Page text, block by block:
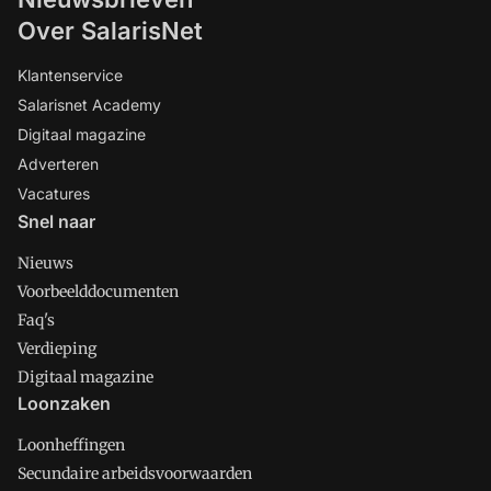
Over SalarisNet
Klantenservice
Salarisnet Academy
Digitaal magazine
Adverteren
Vacatures
Snel naar
Nieuws
Voorbeelddocumenten
Faq's
Verdieping
Digitaal magazine
Loonzaken
Loonheffingen
Secundaire arbeidsvoorwaarden